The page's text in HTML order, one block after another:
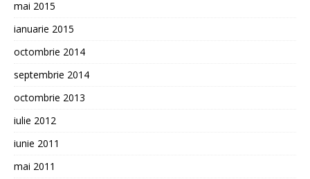
mai 2015
ianuarie 2015
octombrie 2014
septembrie 2014
octombrie 2013
iulie 2012
iunie 2011
mai 2011